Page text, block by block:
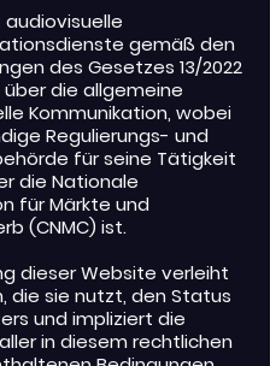
audiovisuelle
gemäß den
des Gesetzes 13/2022
über die allgemeine
Kommunikation, wobei
Regulierungs- und
für seine Tätigkeit
die Nationale
für Märkte und
(CNMC) ist.
dieser Website verleiht
die sie nutzt, den Status
und impliziert die
in diesem rechtlichen